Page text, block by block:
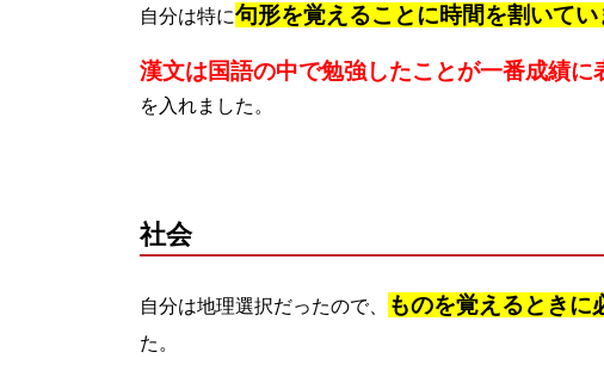
自分は特に句形を覚えることに時間を割いてい
漢文は国語の中で勉強したことが一番成績に
を入れました。
社会
自分は地理選択だったので、 ものを覚えるときに
た。